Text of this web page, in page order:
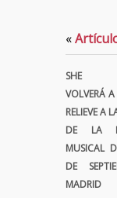
«
SHE
VOLVERÁ
RELIEVE A
DE LA
MUSICAL
DE
MADRID